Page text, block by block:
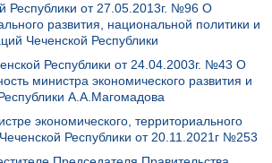
Республики от 27.05.2013г. №96 О
развития, национальной политики и
Чеченской Республики
Республики от 24.04.2003г. №43 О
министра экономического развития и
А.А.Магомадова
экономического, территориального
Республики от 20.11.2021г №253